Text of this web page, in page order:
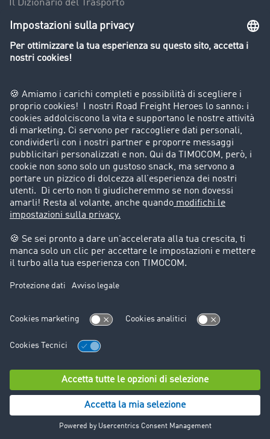
Il Dizionario del Trasporto
Panoramica della borsa di carichi
Divieti di circolazione per mezzi pesanti
Azienda
Porta un nuovo cliente
Storie di successo
Informazioni legali
Note legali
Trattamento dei dati
Cookie-Einstellungen
Assistenza
© TIMOCOM GmbH 2024. Tutti i diritti riservati